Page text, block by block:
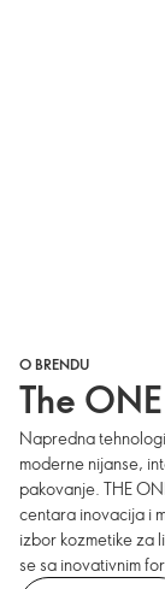
O BRENDU
The ONE
Napredna
moderne nijanse,
pakovanje. THE
centara inovacija i
izbor kozmetike za
se sa inovativnim